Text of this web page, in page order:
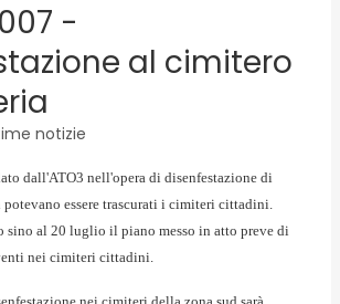
-
al cimitero
notizie
dall'ATO3 nell'opera di disenfestazione di
essere trascurati i cimiteri cittadini.
al 20 luglio il piano messo in atto preve di
nei cimiteri cittadini.